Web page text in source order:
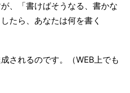
、「書けばそうなる、書かな
たら、あなたは何を書く
されるのです。（WEB上でも